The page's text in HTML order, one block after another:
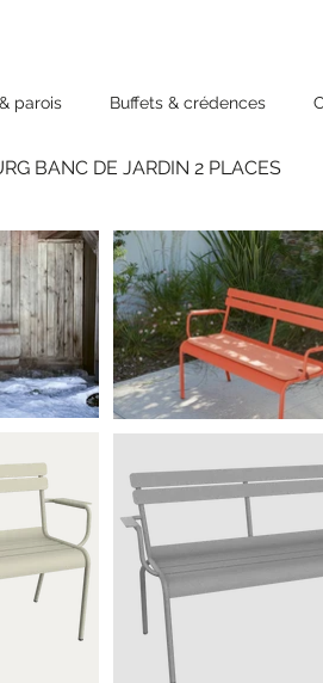
parois Buffets & crédences
BANC DE JARDIN 2 PLACES